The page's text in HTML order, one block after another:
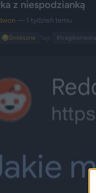
z niespodzianką
— 1 tydzień temu
😂Śmieszne Tagi: #tragikomedia